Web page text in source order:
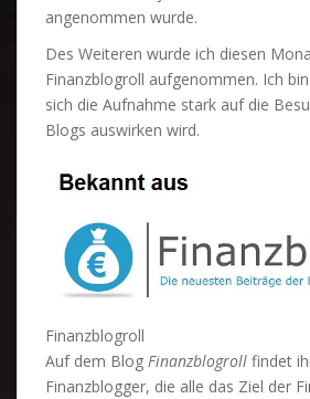
angenommen wurde.
Des Weiteren wurde ich diesen
Finanzblogroll aufgenommen. Ich
sich die Aufnahme stark auf die
Blogs auswirken wird.
Finanzblogroll
Auf dem Blog Finanzblogroll findet
Finanzblogger, die alle das Ziel der